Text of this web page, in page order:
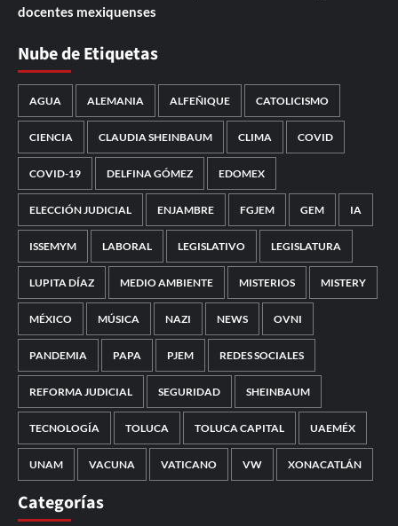
docentes mexiquenses
Nube de Etiquetas
AGUA ALEMANIA ALFEÑIQUE CATOLICISMO
CIENCIA CLAUDIA SHEINBAUM CLIMA COVID
COVID-19 DELFINA GÓMEZ EDOMEX
ELECCIÓN JUDICIAL ENJAMBRE FGJEM GEM IA
ISSEMYM LABORAL LEGISLATIVO LEGISLATURA
LUPITA DÍAZ MEDIO AMBIENTE MISTERIOS MISTERY
MÉXICO MÚSICA NAZI NEWS OVNI
PANDEMIA PAPA PJEM REDES SOCIALES
REFORMA JUDICIAL SEGURIDAD SHEINBAUM
TECNOLOGÍA TOLUCA TOLUCA CAPITAL UAEMÉX
UNAM VACUNA VATICANO VW XONACATLÁN
Categorías